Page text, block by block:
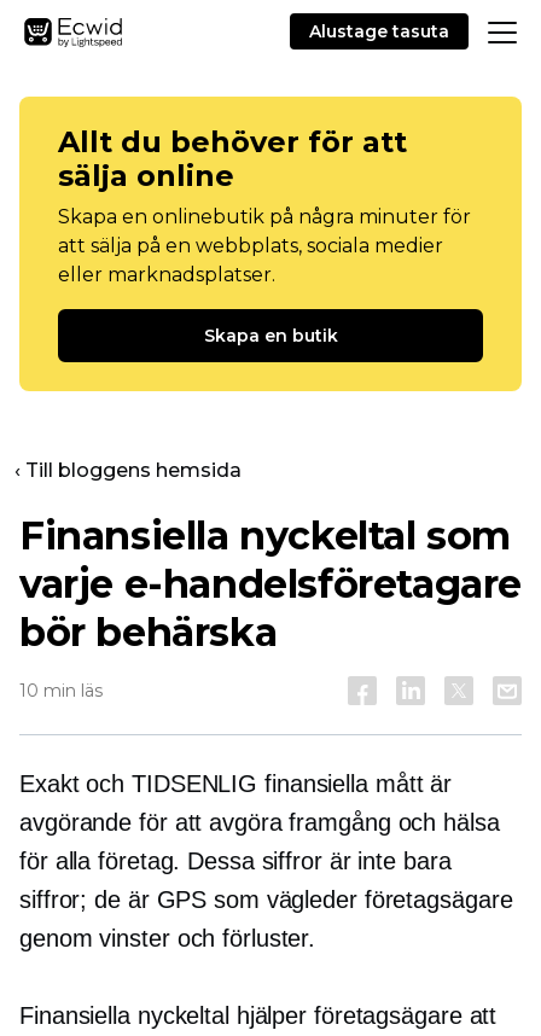
Alustage tasuta
Allt du behöver för att
sälja online
Skapa en onlinebutik på några minuter för
att sälja på en webbplats, sociala medier
eller marknadsplatser.
Skapa en butik
‹ Till bloggens hemsida
Finansiella nyckeltal som
varje e-handelsföretagare
bör behärska
10 min läs
Exakt ochTIDSENLIG finansiella mått är
avgörande för att avgöra framgång och hälsa
för alla företag. Dessa siffror är inte bara
siffror; de är GPS som vägleder företagsägare
genom vinster och förluster.
Finansiella nyckeltal hjälper företagsägare att